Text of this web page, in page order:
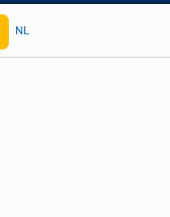
NL